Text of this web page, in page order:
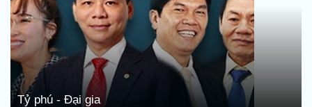
Tỷ phú - Đại gia